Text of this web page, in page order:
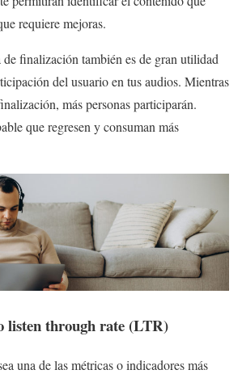
requiere mejoras.
de finalización también es de gran utilidad
del usuario en tus audios. Mientras
más personas participarán.
que regresen y consuman más
listen through rate (LTR)
una de las métricas o indicadores más